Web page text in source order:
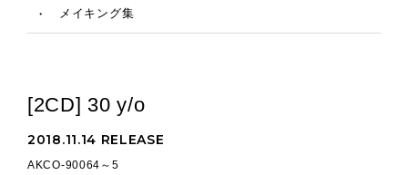
・ メイキング集
[2CD] 30 y/o
2018.11.14 RELEASE
AKCO-90064～5